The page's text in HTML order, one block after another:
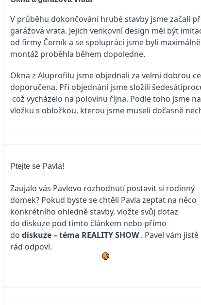
V průběhu dokončování hrubé stavby jsme začali
garážová vrata. Jejich venkovní design měl být
od firmy Černík a se spoluprácí jsme byli
montáž proběhla během dopoledne.
Okna z Aluprofilu jsme objednali za velmi dobrou
doporučena. Při objednání jsme složili
což vycházelo na polovinu října. Podle toho jsme
vložku s obložkou, kterou jsme museli dočasně
Ptejte se Pavla!
Zaujalo vás Pavlovo rozhodnutí postavit si rodinný
domek? Pokud byste se chtěli Pavla zeptat na něco
konkrétního ohledně stavby, vložte svůj dotaz
do diskuze pod tímto článkem nebo přímo
do diskuze – téma REALITY SHOW. Pavel vám jistě
rád odpoví.